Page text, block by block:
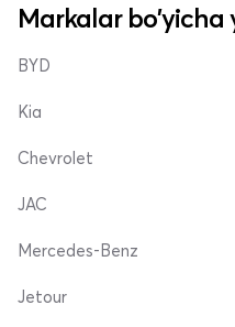
Markalar
BYD
Kia
Chevrolet
JAC
Mercedes-Benz
Jetour